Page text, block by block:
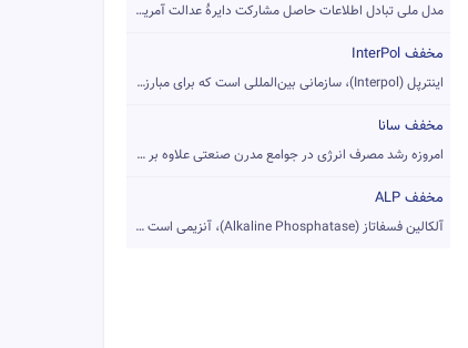
مدل ملی تبادل اطلاعات حاصل مشارکت دایرهٔ عدالت آمریکا و دایر...
مخفف InterPol
اینترپل (Interpol)، سازمانی بین‌المللی است که برای مبارزه با...
مخفف سانا
امروزه رشد مصرف انرژی در جوامع مدرن صنعتی علاوه بر خطر اتمام...
مخفف ALP
آلکالین فسفاتاز (Alkaline Phosphatase)، آنزیمی است که در باف...